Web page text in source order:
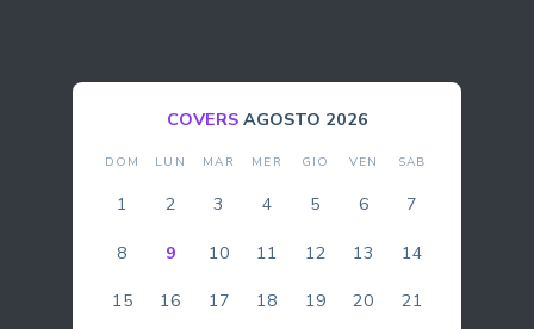
COVERS AGOSTO 2026
DOM LUN MAR MER GIO VEN SAB
1 2 3 4 5 6 7
8 9 10 11 12 13 14
15 16 17 18 19 20 21